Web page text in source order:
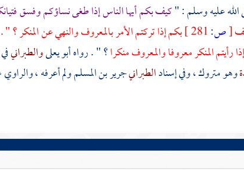
عليه وسلم : "كيف بكم أيها الناس إذا طغى نساؤكم وفسق
[ص:
بكم إذا تركتم الأمر بالمعروف والنهي عن المنكر ؟ "
المنكر معروفا والمعروف منكرا؟ " . رواهأبو يعلىوالطبراني
وهو متروك ، وفي إسنادالطبرانيجرير بن المسلمولم أعرفه ،